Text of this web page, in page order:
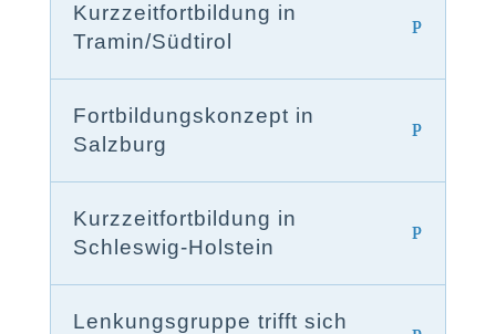
Kurzzeitfortbildung in
Tramin/Südtirol
Fortbildungskonzept in
Salzburg
Kurzzeitfortbildung in
Schleswig-Holstein
Lenkungsgruppe trifft sich